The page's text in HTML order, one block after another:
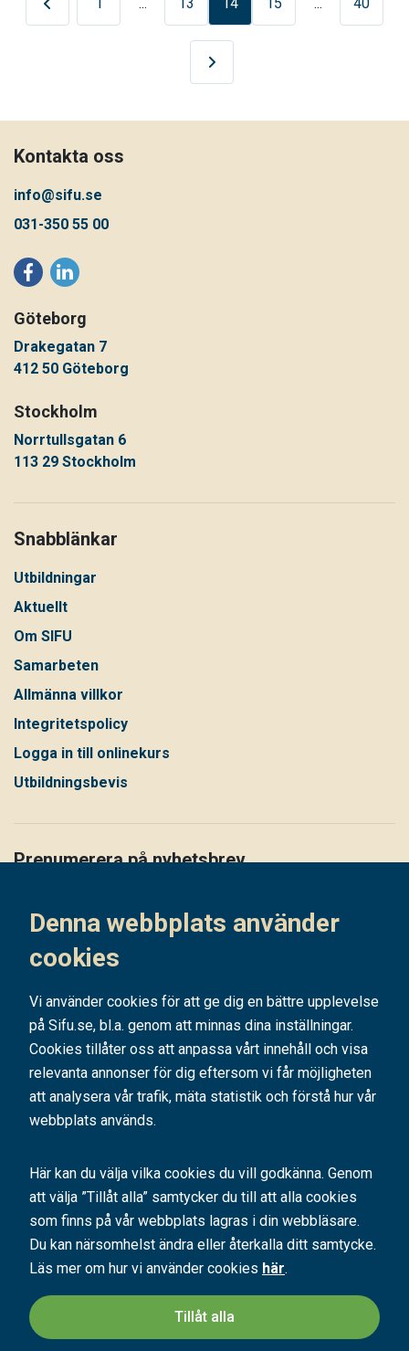
Denna webbplats använder
cookies
Vi använder cookies för att ge dig en bättre upplevelse
på Sifu.se, bl.a. genom att minnas dina inställningar.
Cookies tillåter oss att anpassa vårt innehåll och visa
relevanta annonser för dig eftersom vi får möjligheten
att analysera vår trafik, mäta statistik och förstå hur vår
webbplats används.
Här kan du välja vilka cookies du vill godkänna. Genom
att välja ”Tillåt alla” samtycker du till att alla cookies
som finns på vår webbplats lagras i din webbläsare.
Du kan närsomhelst ändra eller återkalla ditt samtycke.
Läs mer om hur vi använder cookies här.
Tillåt alla
Nästa sida
Kontakta oss
info@sifu.se
031-350 55 00
Göteborg
Drakegatan 7
412 50 Göteborg
Stockholm
Norrtullsgatan 6
113 29 Stockholm
Snabblänkar
Utbildningar
Aktuellt
Om SIFU
Samarbeten
Allmänna villkor
Integritetspolicy
Logga in till onlinekurs
Utbildningsbevis
Prenumerera på nyhetsbrev
Prenumerera
SIFU är ett av Sveriges ledande utbildningsföretag. Med hundratals kurser
och konferenser bidrar vi årligen till tusentals personers
kompetensutveckling.
En bra utbildning håller vad den lovar - vi har98% nöjda kunder
kurser
onlineutbildningar, distanskurser, certifierings- och diplomkurser
. Vi ger
dig värdefulla kunskaper och erfarenheter så att du och din organisation